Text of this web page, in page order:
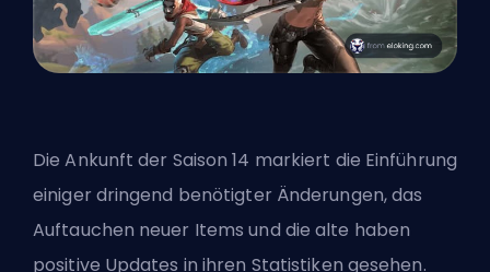
Die Ankunft der Saison14 markiert die Einführung
einiger dringend benötigter Änderungen, das
Auftauchen neuer Items und die alte haben
positive Updates in ihren Statistiken gesehen.